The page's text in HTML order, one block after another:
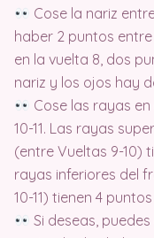
Cose la nariz
haber 2 puntos
en la vuelta 8, dos
nariz y los ojos hay
Cose las rayas
10-11. Las rayas
(entre Vueltas 9-10)
rayas inferiores del
10-11) tienen 4
Si deseas,